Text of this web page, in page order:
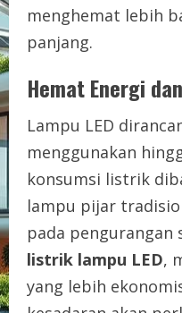
menghemat lebih
panjang.
Hemat Energi
Lampu LED
menggunakan
konsumsi listrik
lampu pijar
pada pengurangan
listrik lampu LED,
yang lebih